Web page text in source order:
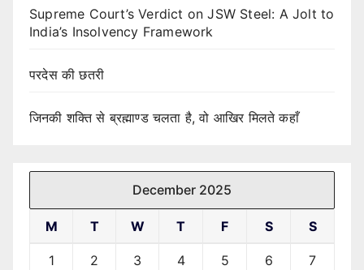
Supreme Court’s Verdict on JSW Steel: A Jolt to
India’s Insolvency Framework
परदेस की छतरी
जिनकी शक्ति से ब्रह्माण्ड चलता है, वो आखिर मिलते कहाँ
December 2025
M T W T F S S
1 2 3 4 5 6 7